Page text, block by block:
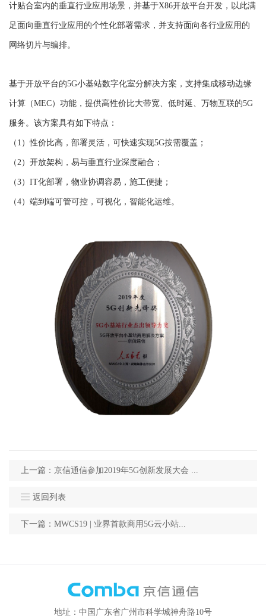
计贴合室内的垂直行业应用场景，并基于X86开放平台开发，以此满
足面向垂直行业应用的个性化部署需求，并支持面向各行业应用的
网络切片与编排。
基于开放平台的5G小基站数字化室分解决方案，支持集成移动边缘
计算（MEC）功能，提供高性价比大带宽、低时延、万物互联的5G
服务。该方案具有如下特点：
（1）性价比高，部署灵活，可快速实现5G按需覆盖；
（2）开放架构，易与垂直行业深度融合；
（3）IT化部署，物业协调容易，施工便捷；
（4）端到端可管可控，可视化，智能化运维。
上一篇：京信通信参加2019年5G创新发展大会 ...
返回列表
下一篇：MWCS19 | 业界首款商用5G云小站...
地址：中国广东省广州市科学城神舟路10号